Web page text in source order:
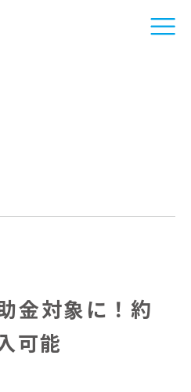
金対象に！約
可能